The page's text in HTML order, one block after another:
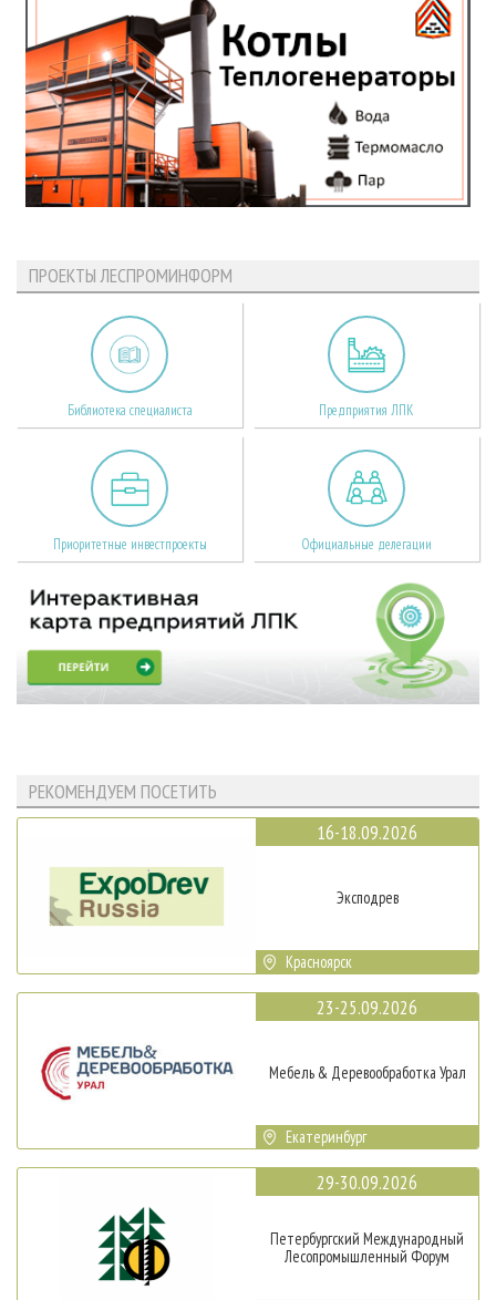
ПРОЕКТЫ ЛЕСПРОМИНФОРМ
Библиотека специалиста Предприятия ЛПК
Приоритетные инвестпроекты Официальные делегации
РЕКОМЕНДУЕМ ПОСЕТИТЬ
16-18.09.2026
Эксподрев
Красноярск
23-25.09.2026
Мебель & Деревообработка Урал
Екатеринбург
29-30.09.2026
Петербургский Международный
Лесопромышленный Форум